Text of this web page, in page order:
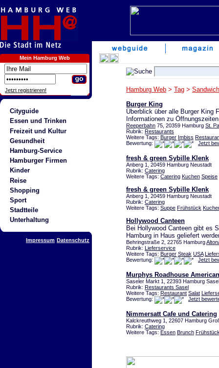
Mein Hamburg Web
Jetzt registrieren!
Cityguide
Essen und Trinken
Freizeit und Kultur
Gesundheit
Hamburg-Service
Hamburger Firmen
Kinder
Reise
Shopping
Sport
Stadtteile
Unterhaltung
Impressum Datenschutz
Hamburg Web > Tag > Sandwich
Burger King
Überblick über alle Burger King
Informationen zu
Reeperbahn 75, 20359 Hamburg St.
Rubrik: Restaurants
Weitere Tags: Burger Imbiss
Bewertung:
Jetzt
fresh & green Sybille Klenk
Anberg 1, 20459 Hamburg Neustadt
Rubrik: Catering
Weitere Tags: Catering Kuchen Speise
fresh & green Sybille Klenk
Anberg 1, 20459 Hamburg Neustadt
Rubrik: Catering
Weitere Tags: Suppe Frühstück
Hollywood Canteen
Bei Hollywood Canteen gibt es
Hamburg in Haus geliefert
Behringstraße 2, 22765 Hamburg
Rubrik: Lieferservice
Weitere Tags: Burger Steak USA
Bewertung:
Jetzt
Murphys Roadhouse
Saseler Markt 1, 22393 Hamburg Sasel
Rubrik: Restaurants Sasel
Weitere Tags: Restaurant Salat
Bewertung:
Jetzt
Nimmersatt Cafe und Catering
Kalckreuthweg 1, 22607 Hamburg
Rubrik: Catering
Weitere Tags: Essen Brunch